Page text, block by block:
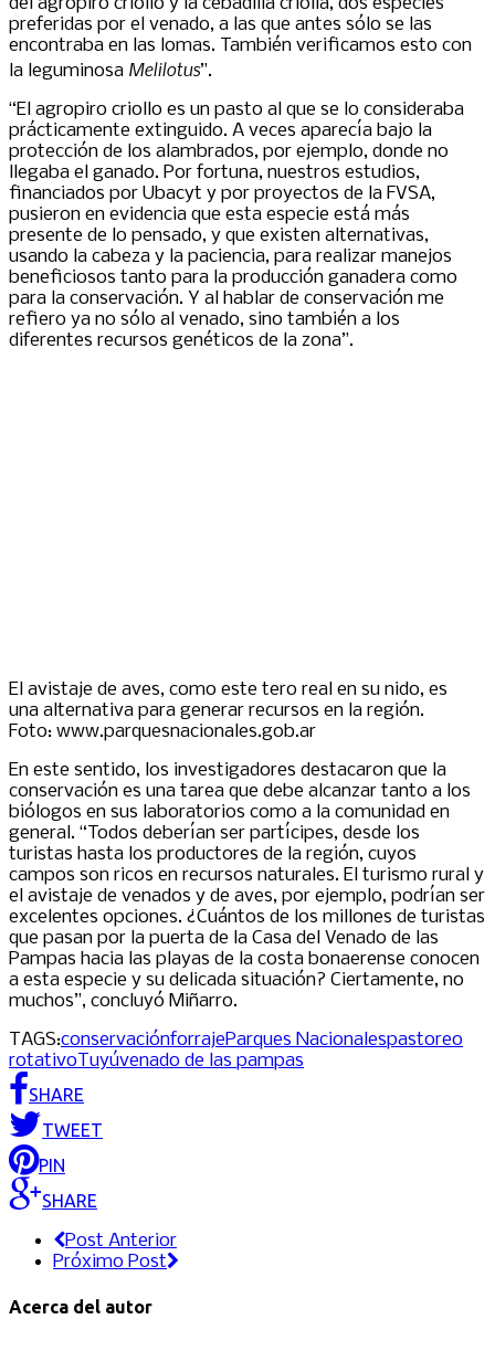
del agropiro criollo y la cebadilla criolla, dos especies
preferidas por el venado, a las que antes sólo se las
encontraba en las lomas. También verificamos esto con
la leguminosa Melilotus”.
“El agropiro criollo es un pasto al que se lo consideraba
prácticamente extinguido. A veces aparecía bajo la
protección de los alambrados, por ejemplo, donde no
llegaba el ganado. Por fortuna, nuestros estudios,
financiados por Ubacyt y por proyectos de la FVSA,
pusieron en evidencia que esta especie está más
presente de lo pensado, y que existen alternativas,
usando la cabeza y la paciencia, para realizar manejos
beneficiosos tanto para la producción ganadera como
para la conservación. Y al hablar de conservación me
refiero ya no sólo al venado, sino también a los
diferentes recursos genéticos de la zona”.
El avistaje de aves, como este tero real en su nido, es
una alternativa para generar recursos en la región.
Foto: www.parquesnacionales.gob.ar
En este sentido, los investigadores destacaron que la
conservación es una tarea que debe alcanzar tanto a los
biólogos en sus laboratorios como a la comunidad en
general. “Todos deberían ser partícipes, desde los
turistas hasta los productores de la región, cuyos
campos son ricos en recursos naturales. El turismo rural y
el avistaje de venados y de aves, por ejemplo, podrían ser
excelentes opciones. ¿Cuántos de los millones de turistas
que pasan por la puerta de la Casa del Venado de las
Pampas hacia las playas de la costa bonaerense conocen
a esta especie y su delicada situación? Ciertamente, no
muchos”, concluyó Miñarro.
TAGS:conservaciónforrajeParques Nacionalespastoreo
rotativo Tuyúvenado de las pampas
SHARE
TWEET
PIN
SHARE
Post Anterior
Próximo Post
Acerca del autor